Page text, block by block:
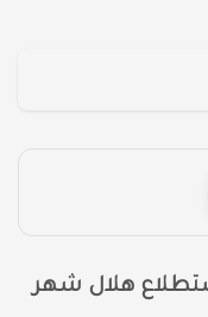
هلال شهر